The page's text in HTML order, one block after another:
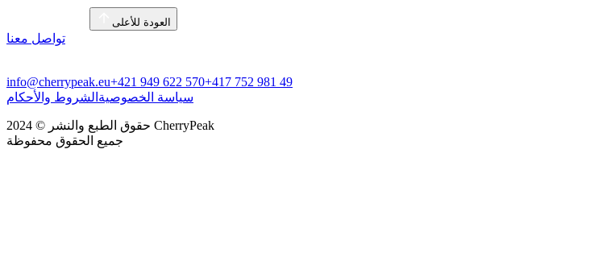
العودة للأعلى
تواصل معنا
info@cherrypeak.eu+421 949 622 570+417 752 981 49
سياسة الخصوصية الشروط والأحكام
حقوق الطبع والنشر © 2024 CherryPeak
جميع الحقوق محفوظة